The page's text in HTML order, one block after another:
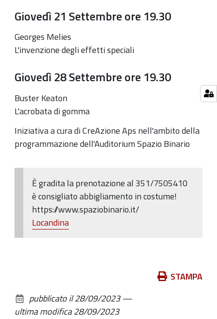
Giovedì 21 Settembre ore 19.30
Georges Melies
L'invenzione degli effetti speciali
Giovedì 28 Settembre ore 19.30
Buster Keaton
L'acrobata di gomma
Iniziativa a cura di CreAzione Aps nell'ambito della
programmazione dell'Auditorium Spazio Binario
È gradita la prenotazione al 351/7505410
èconsigliato abbigliamento in costume!
https://www.spaziobinario.it/
Locandina
documento
STAMPA
pubblicato il28/09/2023—
ultima modifica28/09/2023